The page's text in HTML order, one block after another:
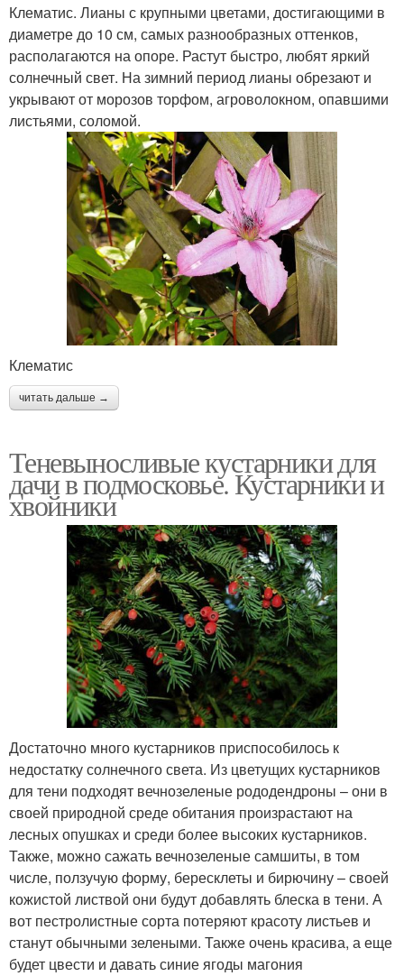
Клематис. Лианы с крупными цветами, достигающими в
диаметре до 10 см, самых разнообразных оттенков,
располагаются на опоре. Растут быстро, любят яркий
солнечный свет. На зимний период лианы обрезают и
укрывают от морозов торфом, агроволокном, опавшими
листьями, соломой.
Клематис
читать дальше →
Теневыносливые кустарники для
дачи в подмосковье. Кустарники и
хвойники
Достаточно много кустарников приспособилось к
недостатку солнечного света. Из цветущих кустарников
для тени подходят вечнозеленые рододендроны – они в
своей природной среде обитания произрастают на
лесных опушках и среди более высоких кустарников.
Также, можно сажать вечнозеленые самшиты, в том
числе, ползучую форму, бересклеты и бирючину – своей
кожистой листвой они будут добавлять блеска в тени. А
вот пестролистные сорта потеряют красоту листьев и
станут обычными зелеными. Также очень красива, а еще
будет цвести и давать синие ягоды магония